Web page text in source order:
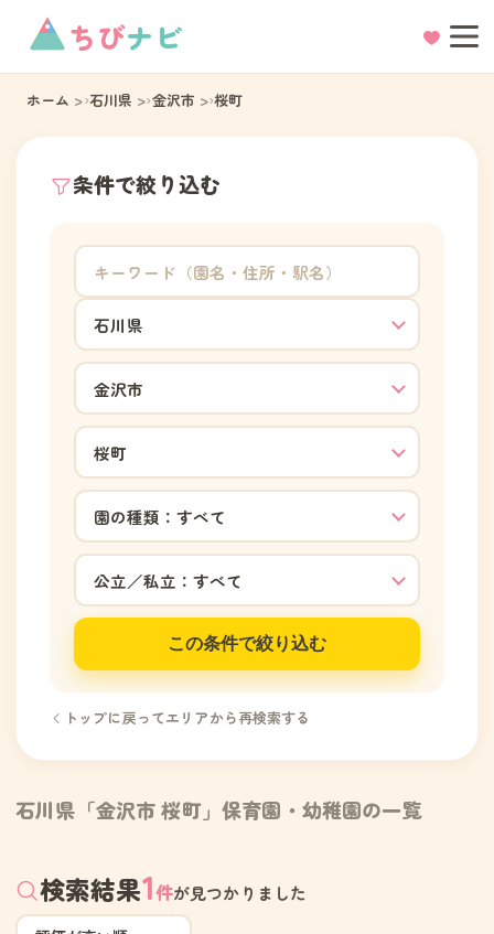
ちびナビ
ホーム 石川県 金沢市 桜町
条件で絞り込む
この条件で絞り込む
トップに戻ってエリアから再検索する
石川県「金沢市 桜町」保育園・幼稚園の一覧
検索結果1件が見つかりました